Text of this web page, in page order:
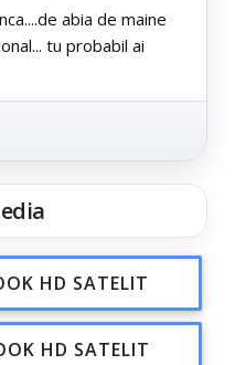
abia de maine
tu probabil ai
HD SATELIT
HD SATELIT